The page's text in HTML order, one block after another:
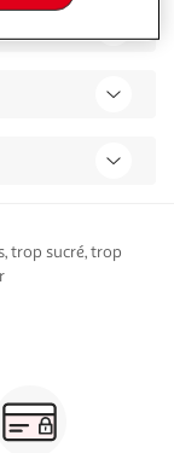
trop sucré, trop